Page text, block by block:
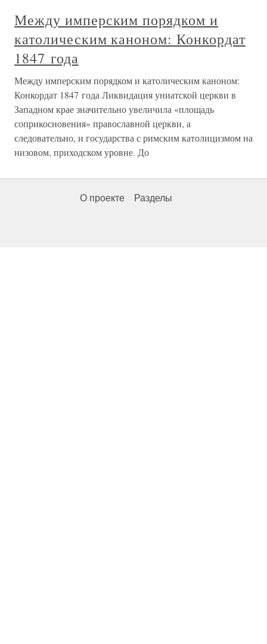
Между имперским порядком и
католическим каноном: Конкордат
1847 года
Между имперским порядком и католическим каноном:
Конкордат 1847 года Ликвидация униатской церкви в
Западном крае значительно увеличила «площадь
соприкосновения» православной церкви, а
следовательно, и государства с римским католицизмом на
низовом, приходском уровне. До
О проекте Разделы